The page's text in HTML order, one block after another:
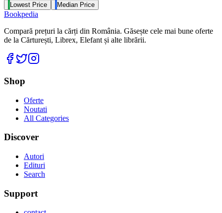
Lowest Price Median Price
Bookpedia
Compară prețuri la cărți din România. Găsește cele mai bune oferte
de la Cărturești, Librex, Elefant și alte librării.
Facebook
Twitter
Shop
Oferte
Noutati
All Categories
Discover
Autori
Edituri
Search
Support